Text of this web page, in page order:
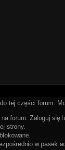
tej części forum.
na forum. Zaloguj się
strony.
w pasek